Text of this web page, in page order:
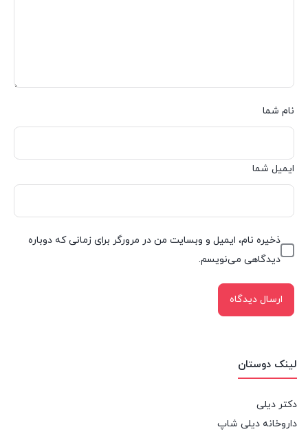
لینک دوستان
دکتر دیلی
داروخانه دیلی شاپ
نام شما
ایمیل شما
ذخیره نام، ایمیل و وبسایت من در مرورگر برای زمانی که دوباره
دیدگاهی می‌نویسم.